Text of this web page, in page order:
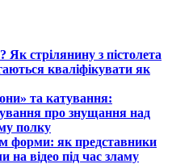
Як стрілянину з пістолета
кваліфікувати як
та катування:
про знущання над
полку
форми: як представники
відео під час зламу